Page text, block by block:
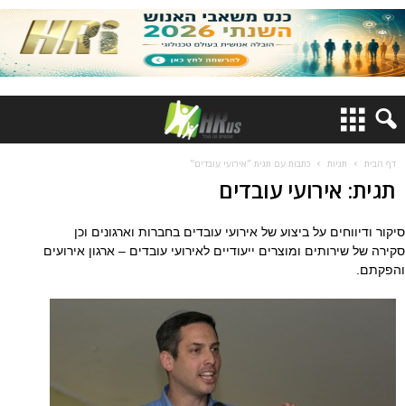
דף הבית תגיות כתבות עם תגית "אירועי עובדים"
תגית: אירועי עובדים
סיקור ודיווחים על ביצוע של אירועי עובדים בחברות וארגונים וכן
סקירה של שירותים ומוצרים ייעודיים לאירועי עובדים – ארגון אירועים
והפקתם.